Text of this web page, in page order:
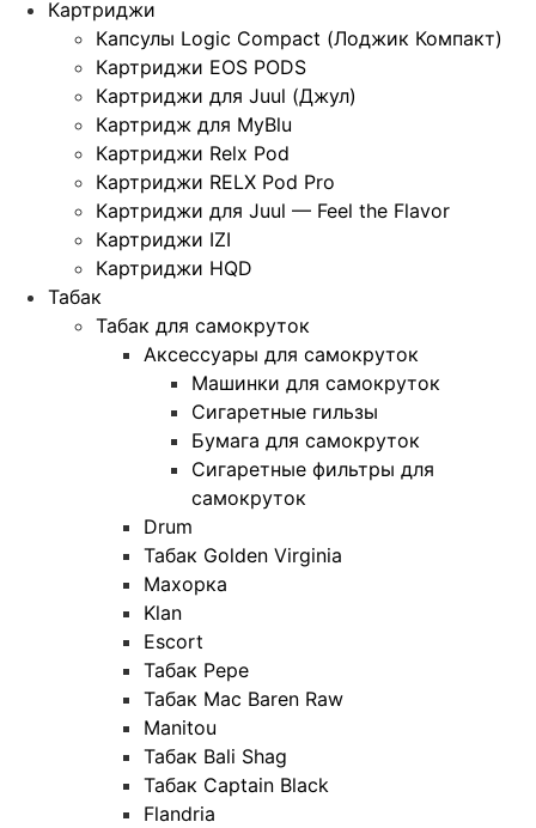
Картриджи
Капсулы Logic Compact (Лоджик Компакт)
Картриджи EOS PODS
Картриджи для Juul (Джул)
Картридж для MyBlu
Картриджи Relx Pod
Картриджи RELX Pod Pro
Картриджи для Juul — Feel the Flavor
Картриджи IZI
Картриджи HQD
Табак
Табак для самокруток
Аксессуары для самокруток
Машинки для самокруток
Сигаретные гильзы
Бумага для самокруток
Сигаретные фильтры для
самокруток
Drum
Табак Golden Virginia
Махорка
Klan
Escort
Табак Pepe
Табак Mac Baren Raw
Manitou
Табак Bali Shag
Табак Captain Black
Flandria